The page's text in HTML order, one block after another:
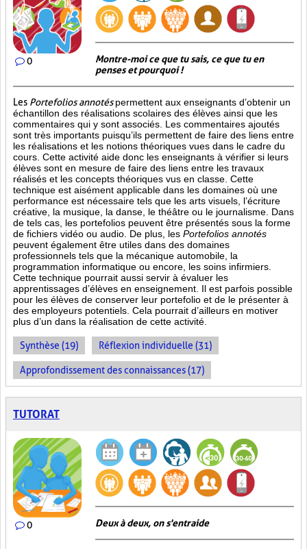
0
Montre-moi ce que tu sais, ce que tu en
penses et pourquoi !
Les Portefolios annotés permettent aux enseignants d’obtenir un
échantillon des réalisations scolaires des élèves ainsi que les
commentaires qui y sont associés. Les commentaires ajoutés
sont très importants puisqu’ils permettent de faire des liens entre
les réalisations et les notions théoriques vues dans le cadre du
cours. Cette activité aide donc les enseignants à vérifier si leurs
élèves sont en mesure de faire des liens entre les travaux
réalisés et les concepts théoriques vus en classe. Cette
technique est aisément applicable dans les domaines où une
performance est nécessaire tels que les arts visuels, l’écriture
créative, la musique, la danse, le théâtre ou le journalisme. Dans
de tels cas, les portefolios peuvent être présentés sous la forme
de fichiers vidéo ou audio. De plus, les Portefolios annotés
peuvent également être utiles dans des domaines
professionnels tels que la mécanique automobile, la
programmation informatique ou encore, les soins infirmiers.
Cette technique pourrait aussi servir à évaluer les
apprentissages d’élèves en enseignement. Il est parfois possible
pour les élèves de conserver leur portefolio et de le présenter à
des employeurs potentiels. Cela pourrait d’ailleurs en motiver
plus d’un dans la réalisation de cette activité.
Synthèse (19) Réflexion individuelle (31)
Approfondissement des connaissances (17)
TUTORAT
0 Deux à deux, on s'entraide